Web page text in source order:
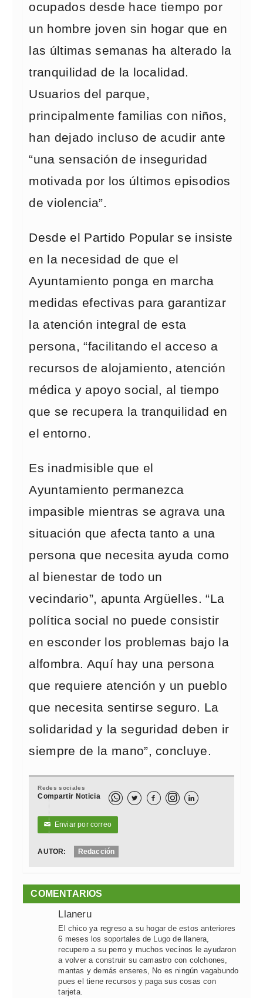
ocupados desde hace tiempo por
un hombre joven sin hogar que en
las últimas semanas ha alterado la
tranquilidad de la localidad.
Usuarios del parque,
principalmente familias con niños,
han dejado incluso de acudir ante
“una sensación de inseguridad
motivada por los últimos episodios
de violencia”.
Desde el Partido Popular se insiste
en la necesidad de que el
Ayuntamiento ponga en marcha
medidas efectivas para garantizar
la atención integral de esta
persona, “facilitando el acceso a
recursos de alojamiento, atención
médica y apoyo social, al tiempo
que se recupera la tranquilidad en
el entorno.
Es inadmisible que el
Ayuntamiento permanezca
impasible mientras se agrava una
situación que afecta tanto a una
persona que necesita ayuda como
al bienestar de todo un
vecindario”, apunta Argüelles. “La
política social no puede consistir
en esconder los problemas bajo la
alfombra. Aquí hay una persona
que requiere atención y un pueblo
que necesita sentirse seguro. La
solidaridad y la seguridad deben ir
siempre de la mano”, concluye.
Redes sociales
Compartir Noticia   
✉ Enviar por correo
AUTOR: Redacción
COMENTARIOS
Llaneru
El chico ya regreso a su hogar de estos anteriores
6 meses los soportales de Lugo de llanera,
recupero a su perro y muchos vecinos le ayudaron
a volver a construir su camastro con colchones,
mantas y demás enseres, No es ningún vagabundo
pues el tiene recursos y paga sus cosas con
tarjeta.